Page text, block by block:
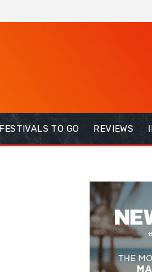
FESTIVALS TO GO REVIEWS